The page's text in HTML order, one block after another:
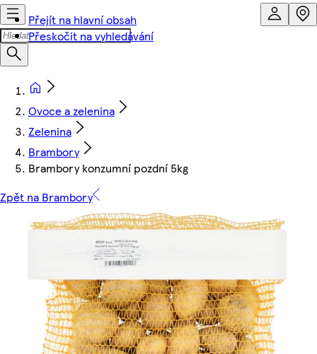
Přejít na hlavní obsah
Přeskočit na vyhledávání
Ovoce a zelenina
Zelenina
Brambory
Brambory konzumní pozdní 5kg
Zpět na Brambory